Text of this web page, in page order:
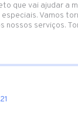
que vai ajudar a
Vamos
nossos serviços.